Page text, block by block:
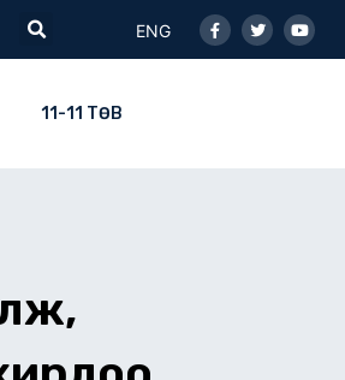
Search
ENG
f
11-11 ТӨВ